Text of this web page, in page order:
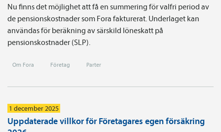
Nu finns det möjlighet att få en summering för valfri period av
de pensionskostnader som Fora fakturerat. Underlaget kan
användas för beräkning av särskild löneskatt på
pensionskostnader (SLP).
Om Fora Företag Parter
1 december 2025
Uppdaterade villkor för Företagares egen försäkring